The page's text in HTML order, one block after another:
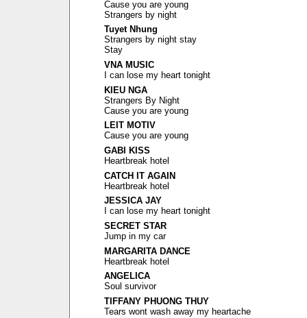
Cause you are young
Strangers by night
Tuyet Nhung
Strangers by night stay
Stay
VNA MUSIC
I can lose my heart tonight
KIEU NGA
Strangers By Night
Cause you are young
LEIT MOTIV
Cause you are young
GABI KISS
Heartbreak hotel
CATCH IT AGAIN
Heartbreak hotel
JESSICA JAY
I can lose my heart tonight
SECRET STAR
Jump in my car
MARGARITA DANCE
Heartbreak hotel
ANGELICA
Soul survivor
TIFFANY PHUONG THUY
Tears wont wash away my heartache